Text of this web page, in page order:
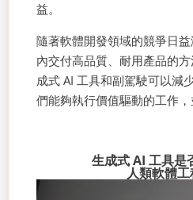
益。
隨著軟體開發領域的競爭日
內交付高品質、耐用產品的
成式 AI 工具和副駕駛可以減
們能夠執行價值驅動的工作，
生成式 AI 工具是
人類軟體工